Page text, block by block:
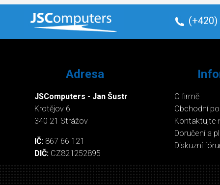
(+420)
Adresa
JSComputers - Jan Šustr
Krotějov 6
340 21 Strážov
IČ: 867 66 121
DIČ: CZ821252895
O firmě
Obchodní
Kontaktujte
Doručení a
Diskuzní